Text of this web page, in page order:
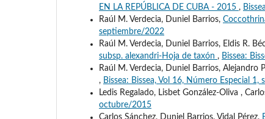
EN LA REPÚBLICA DE CUBA - 2015 ,
Raúl M. Verdecia, Duniel Barrios,
septiembre/2022
Raúl M. Verdecia, Duniel Barrios, Eldis R.
subsp. alexandri-Hoja de taxón , Bissea:
Raúl M. Verdecia, Duniel Barrios, Alejandro
, Bissea: Bissea, Vol 16, Número Especial
Ledis Regalado, Lisbet González-Oliva ,
octubre/2015
Carlos Sánchez, Duniel Barrios, Vidal Pérez,